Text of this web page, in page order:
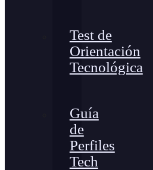
Test de
Orientación
Tecnológica
Guía
de
Perfiles
Tech